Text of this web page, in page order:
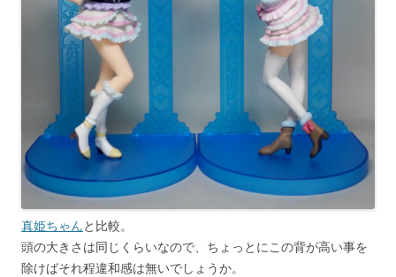
真姫ちゃんと比較。
頭の大きさは同じくらいなので、ちょっとにこの背が高い事を
除けばそれ程違和感は無いでしょうか。